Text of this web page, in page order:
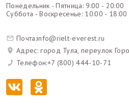
Понедельник - Пятница: 9:00 - 20:00
Суббота - Воскресенье: 10:00 - 18:00
Почта:info@rielt-everest.ru
Адрес: город Тула, переулок
Телефон:+7 (800) 444-10-71